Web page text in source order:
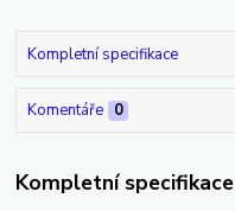
Kompletní specifikace
Komentáře 0
Kompletní specifikace